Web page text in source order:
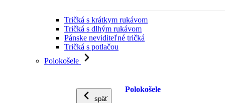
Tričká s krátkym rukávom
Tričká s dlhým rukávom
Pánske neviditeľné tričká
Tričká s potlačou
Polokošele
späť
Polokošele